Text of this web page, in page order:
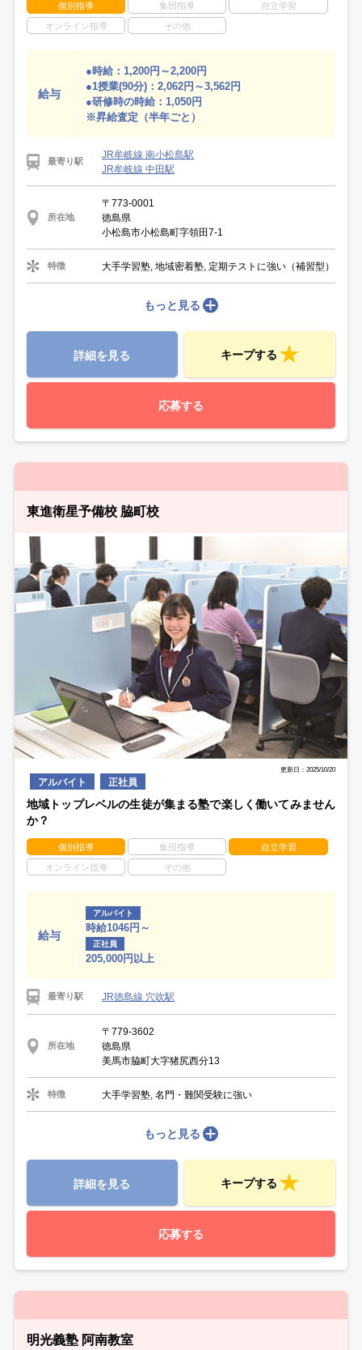
個別指導 集団指導 自立学習
オンライン指導 その他
給与
●時給：1,200円～2,200円
●1授業(90分)：2,062円～3,562円
●研修時の時給：1,050円
※昇給査定（半年ごと）
最寄り駅
JR牟岐線 南小松島駅
JR牟岐線 中田駅
所在地
〒773-0001
徳島県
小松島市小松島町字領田7-1
特徴 大手学習塾, 地域密着塾, 定期テストに強い（補習型）
もっと見る
詳細を見る キープする
応募する
東進衛星予備校 脇町校
更新日：2025/10/20
アルバイト 正社員
地域トップレベルの生徒が集まる塾で楽しく働いてみません
か？
個別指導 集団指導 自立学習
オンライン指導 その他
給与
アルバイト
時給1046円～
正社員
205,000円以上
最寄り駅 JR徳島線 穴吹駅
所在地
〒779-3602
徳島県
美馬市脇町大字猪尻西分13
特徴 大手学習塾, 名門・難関受験に強い
もっと見る
詳細を見る キープする
応募する
明光義塾 阿南教室